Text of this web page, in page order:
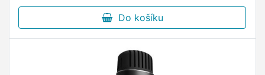
Do košíku